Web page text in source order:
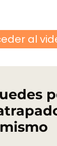
al
mismo